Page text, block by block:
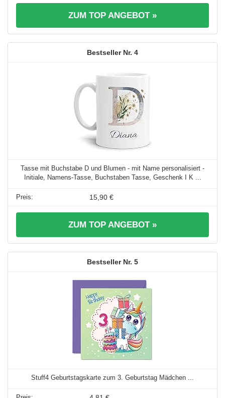
ZUM TOP ANGEBOT »
4
Tasse mit Buchstabe D und Blumen - mit Name personalisiert -
Initiale, Namens-Tasse, Buchstaben Tasse, Geschenk I K ...
15,90 €
ZUM TOP ANGEBOT »
5
Stuff4 Geburtstagskarte zum 3. Geburtstag Mädchen ...